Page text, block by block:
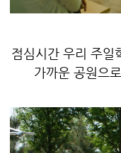
점심시간 우리 주일
가까운 공원으